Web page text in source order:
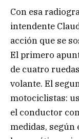
Con esa
intendente
acción que se
El primero
de cuatro
volante. El
motociclistas:
el conductor
medidas, según